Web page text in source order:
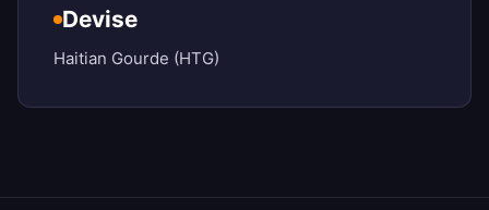
Devise
Haitian Gourde (HTG)